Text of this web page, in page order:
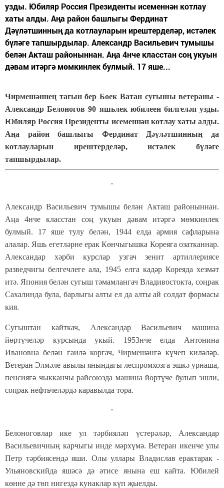
узды. Юбиляр Россия Президенты исеменнән котлау
хаты алды. Аңа район башлыгы Фердинат
Дәүләтшинның да котлауларын ирештерделәр, истәлек
бүләге тапшырдылар. Александр Васильевич тумышы
белән Акташ районыннан. Аңа 4нче класстан соң укуын
дәвам итәргә мөмкинлек булмый. 17 яше...
Чирмешәннең тагын бер Бөек Ватан сугышы ветераны -
Александр Белоногов 90 яшьлек юбилеен билгеләп узды.
Юбиляр Россия Президенты исеменнән котлау хаты алды.
Аңа район башлыгы Фердинат Дәүләтшинның да
котлауларын ирештерделәр, истәлек бүләге
тапшырдылар.
Александр Васильевич тумышы белән Акташ районыннан.
Аңа 4нче класстан соң укуын дәвам итәргә мөмкинлек
булмый. 17 яше тулу белән, 1944 елда армия сафларына
алалар. Яшь егетләрне ерак Көнчыгышка Кореяга озатканнар.
Александар хәрби курслар узгач зенит артиллериясе
разведчигы белгечлеге ала, 1945 елга кадәр Кореяда хезмәт
итә. Япония белән сугыш тәмамлангач Владивостокта, соңрак
Сахалинда була, барлыгы алты ел да алты ай солдат формасы
кия.
Сугыштан кайткач, Александар Васильевич машина
йөртүчеләр курсында укый. 1953нче елда Антонина
Ивановна белән гаилә коргач, Чирмешәнгә күчеп киләләр.
Ветеран Элмәле авылы янындагы леспромхозга эшкә урнаша,
пенсиягә чыкканчы райсоюзда машина йөртүче булып эшли,
соңрак нефтьчеләрдә каравылда тора.
Белоноговлар ике ул тәрбияләп үстерәләр, Александар
Васильевичның карчыгы инде мәрхүмә. Ветеран икенче улы
Петр тәрбиясендә яши. Олы уллары Владислав ерактарак -
Ульяновскийда яшәсә дә әтисе янына еш кайта. Юбилей
көнне дә төп нигездә кунаклар күп җыелды.